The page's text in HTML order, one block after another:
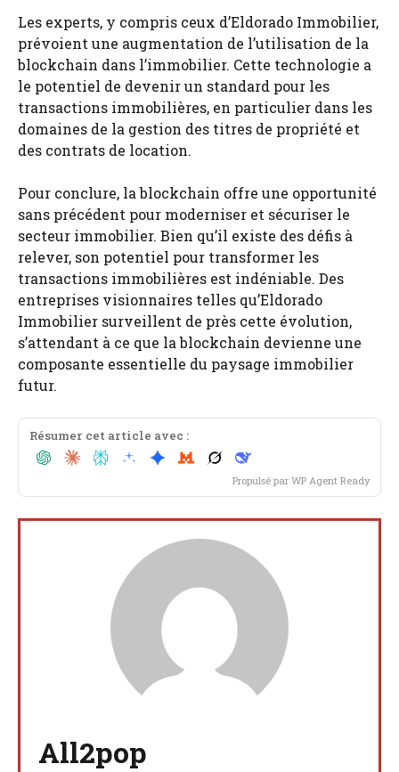
Les experts, y compris ceux d’Eldorado Immobilier,
prévoient une augmentation de l’utilisation de la
blockchain dans l’immobilier. Cette technologie a
le potentiel de devenir un standard pour les
transactions immobilières, en particulier dans les
domaines de la gestion des titres de propriété et
des contrats de location.
Pour conclure, la blockchain offre une opportunité
sans précédent pour moderniser et sécuriser le
secteur immobilier. Bien qu’il existe des défis à
relever, son potentiel pour transformer les
transactions immobilières est indéniable. Des
entreprises visionnaires telles qu’Eldorado
Immobilier surveillent de près cette évolution,
s’attendant à ce que la blockchain devienne une
composante essentielle du paysage immobilier
futur.
Résumer cet article avec :
Propulsé par WP Agent Ready
All2pop